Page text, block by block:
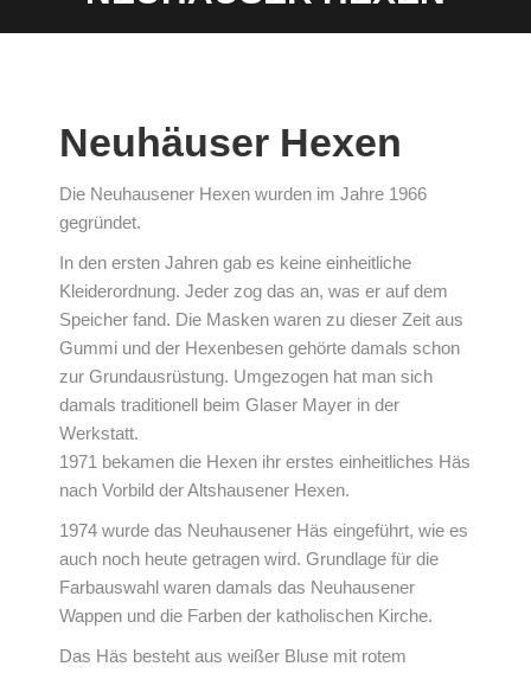
Neuhäuser Hexen
Die Neuhausener Hexen wurden im Jahre 1966
gegründet.
In den ersten Jahren gab es keine einheitliche
Kleiderordnung. Jeder zog das an, was er auf dem
Speicher fand. Die Masken waren zu dieser Zeit aus
Gummi und der Hexenbesen gehörte damals schon
zur Grundausrüstung. Umgezogen hat man sich
damals traditionell beim Glaser Mayer in der
Werkstatt.
1971 bekamen die Hexen ihr erstes einheitliches Häs
nach Vorbild der Altshausener Hexen.
1974 wurde das Neuhausener Häs eingeführt, wie es
auch noch heute getragen wird. Grundlage für die
Farbauswahl waren damals das Neuhausener
Wappen und die Farben der katholischen Kirche.
Das Häs besteht aus weißer Bluse mit rotem